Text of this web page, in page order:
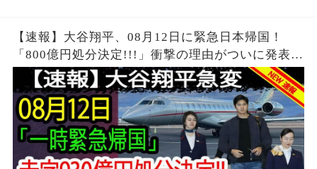
【速報】大谷翔平、08月12日に緊急日本帰国！
「800億円処分決定!!!」衝撃の理由がついに発表…
驚愕の行動に全米が震撼！